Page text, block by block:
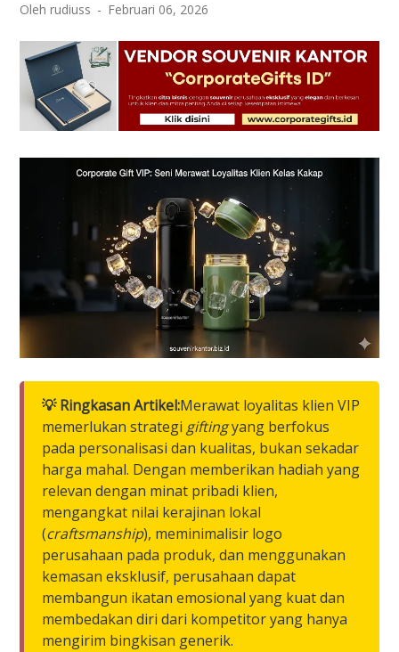
Oleh rudiuss Februari 06, 2026
💡 Ringkasan Artikel:Merawat loyalitas klien VIP
memerlukan strategi giftingyang berfokus
pada personalisasi dan kualitas, bukan sekadar
harga mahal. Dengan memberikan hadiah yang
relevan dengan minat pribadi klien,
mengangkat nilai kerajinan lokal
(craftsmanship), meminimalisir logo
perusahaan pada produk, dan menggunakan
kemasan eksklusif, perusahaan dapat
membangun ikatan emosional yang kuat dan
membedakan diri dari kompetitor yang hanya
mengirim bingkisan generik.